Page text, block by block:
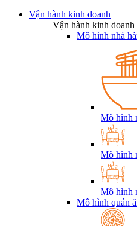
Vận hành kinh doanh
Vận hành kinh doanh
Mô hình nhà
Mô hình
Mô hình
Mô hình
Mô hình quán